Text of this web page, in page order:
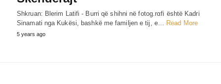
Shkruan: Blerim Latifi - Burri që shihni në fotog.rαfi është Kadri
Sinamati nga Kukësi, bashkë me familjen e tij, e… Read More
5 years ago